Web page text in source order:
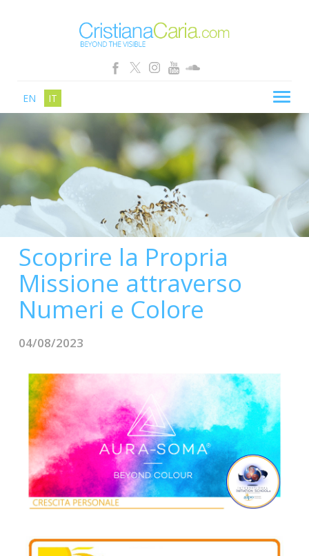
EN IT
CRISTIANA CARIA
BLOG
PERCORSI
SCHOOL
SHOP
SEMINARI
NEWS
CONTATTI
Scoprire la Propria
Missione attraverso
Numeri e Colore
04/08/2023